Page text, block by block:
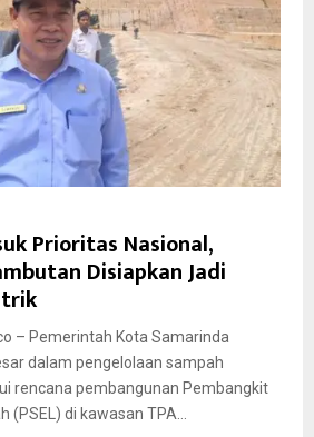
Prioritas Nasional,
Disiapkan Jadi
– Pemerintah Kota Samarinda
dalam pengelolaan sampah
rencana pembangunan Pembangkit
(PSEL) di kawasan TPA...